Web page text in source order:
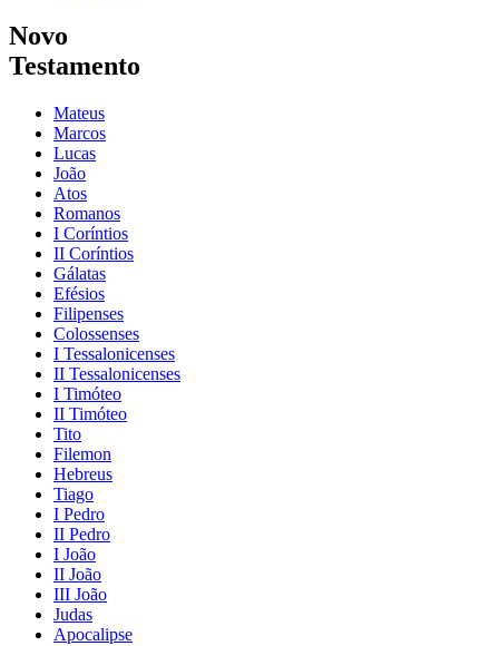
Novo
Testamento
Mateus
Marcos
Lucas
João
Atos
Romanos
I Coríntios
II Coríntios
Gálatas
Efésios
Filipenses
Colossenses
I Tessalonicenses
II Tessalonicenses
I Timóteo
II Timóteo
Tito
Filemon
Hebreus
Tiago
I Pedro
II Pedro
I João
II João
III João
Judas
Apocalipse